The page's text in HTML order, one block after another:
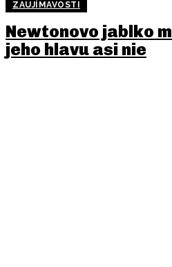
ZAUJÍMAVOSTI
Newtonovo jablko
jeho hlavu asi nie